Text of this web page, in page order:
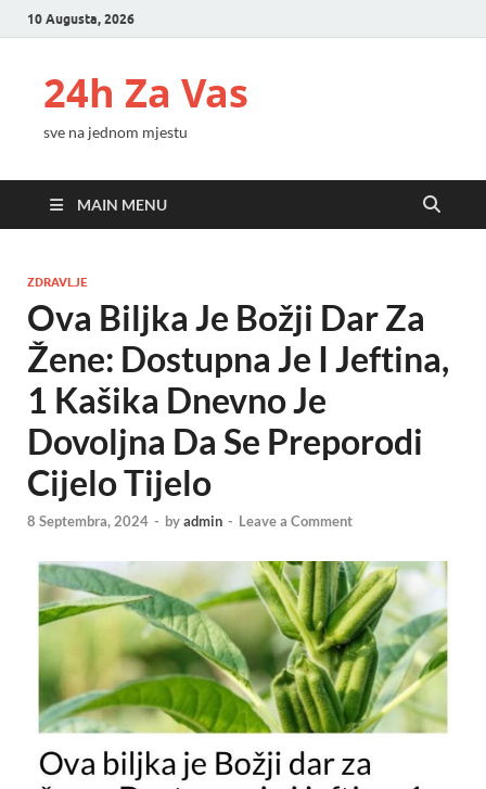
10 Augusta, 2026
24h Za Vas
sve na jednom mjestu
MAIN MENU
ZDRAVLJE
Ova Biljka Je Božji Dar Za
Žene: Dostupna Je I Jeftina,
1 Kašika Dnevno Je
Dovoljna Da Se Preporodi
Cijelo Tijelo
8 Septembra, 2024 - byadmin - Leave a Comment